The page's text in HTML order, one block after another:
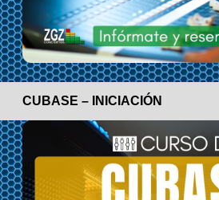
CUBASE – INICIACIÓN